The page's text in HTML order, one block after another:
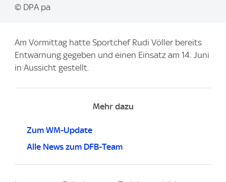
© DPA pa
Am Vormittag hatte Sportchef Rudi Völler bereits
Entwarnung gegeben und einen Einsatz am 14. Juni
in Aussicht gestellt.
Mehr dazu
Zum WM-Update
Alle News zum DFB-Team